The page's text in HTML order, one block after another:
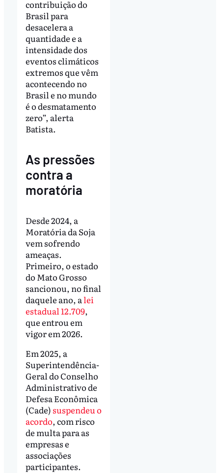
contribuição do
Brasil para
desacelera a
quantidade e a
intensidade dos
eventos climáticos
extremos que vêm
acontecendo no
Brasil e no mundo
é o desmatamento
zero”, alerta
Batista.
As pressões
contra a
moratória
Desde 2024, a
Moratória da Soja
vem sofrendo
ameaças.
Primeiro, o estado
do Mato Grosso
sancionou, no final
daquele ano, alei
estadual 12.709,
que entrou em
vigor em 2026.
Em 2025, a
Superintendência-
Geral do Conselho
Administrativo de
Defesa Econômica
(Cade) suspendeu o
acordo, com risco
de multa para as
empresas e
associações
participantes.